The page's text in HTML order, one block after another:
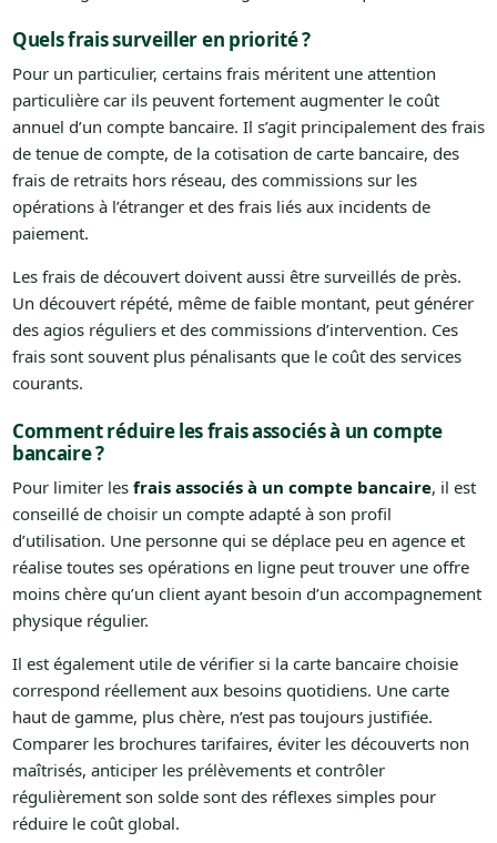
Quels frais surveiller en priorité ?
Pour un particulier, certains frais méritent une attention
particulière car ils peuvent fortement augmenter le coût
annuel d’un compte bancaire. Il s’agit principalement des frais
de tenue de compte, de la cotisation de carte bancaire, des
frais de retraits hors réseau, des commissions sur les
opérations à l’étranger et des frais liés aux incidents de
paiement.
Les frais de découvert doivent aussi être surveillés de près.
Un découvert répété, même de faible montant, peut générer
des agios réguliers et des commissions d’intervention. Ces
frais sont souvent plus pénalisants que le coût des services
courants.
Comment réduire les frais associés à un compte
bancaire ?
Pour limiter les frais associés à un compte bancaire, il est
conseillé de choisir un compte adapté à son profil
d’utilisation. Une personne qui se déplace peu en agence et
réalise toutes ses opérations en ligne peut trouver une offre
moins chère qu’un client ayant besoin d’un accompagnement
physique régulier.
Il est également utile de vérifier si la carte bancaire choisie
correspond réellement aux besoins quotidiens. Une carte
haut de gamme, plus chère, n’est pas toujours justifiée.
Comparer les brochures tarifaires, éviter les découverts non
maîtrisés, anticiper les prélèvements et contrôler
régulièrement son solde sont des réflexes simples pour
réduire le coût global.